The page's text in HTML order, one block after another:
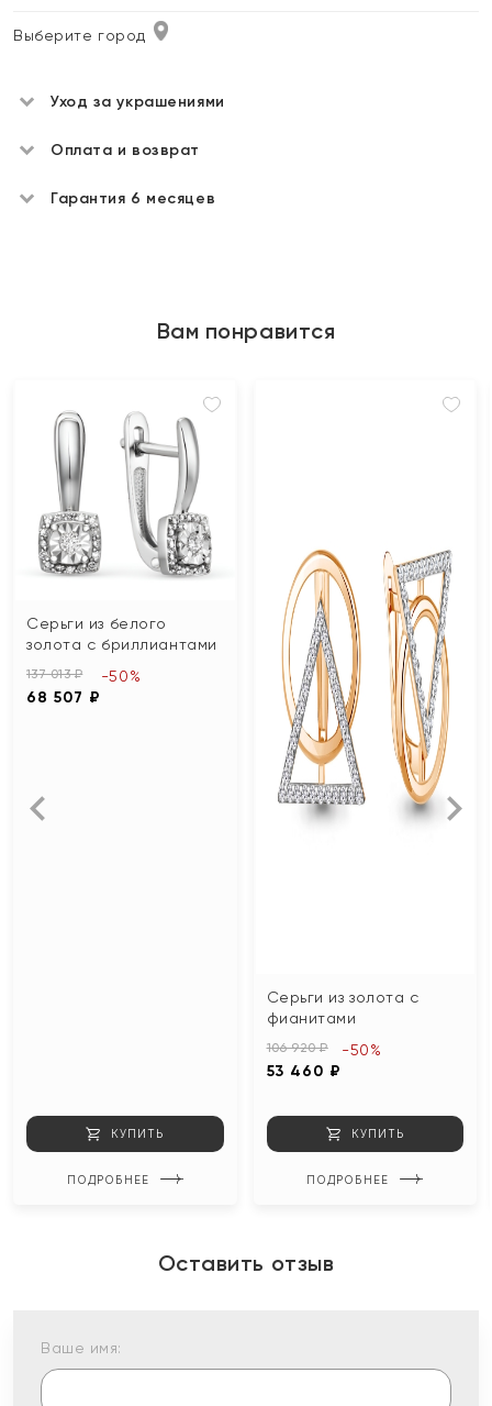
Выберите город
Уход за украшениями
Оплата и возврат
Гарантия 6 месяцев
Вам понравится
Серьги из белого
золота с бриллиантами
137 013 ₽
68 507 ₽
-50%
КУПИТЬ
ПОДРОБНЕЕ
Серьги из золота с
фианитами
106 920 ₽
53 460 ₽
-50%
КУПИТЬ
ПОДРОБНЕЕ
Оставить отзыв
Ваше имя: